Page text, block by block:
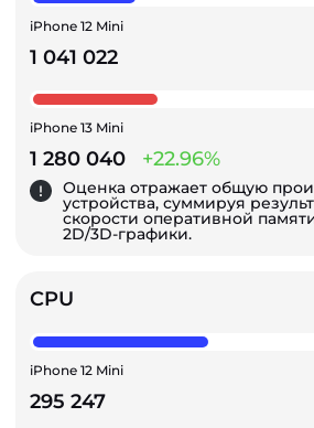
iPhone 12 Mini
1 041 022
iPhone 13 Mini
1 280 040 +22.96%
Оценка отражает общую
устройства, суммируя
скорости оперативной
2D/3D-графики.
CPU
iPhone 12 Mini
295 247